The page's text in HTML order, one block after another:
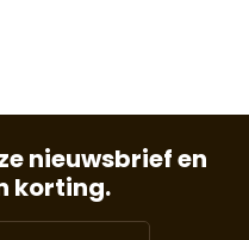
nieuwsbrief en
korting.